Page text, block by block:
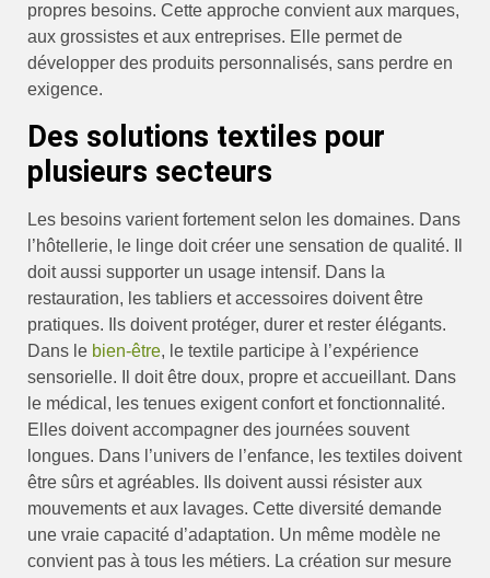
propres besoins. Cette approche convient aux marques,
aux grossistes et aux entreprises. Elle permet de
développer des produits personnalisés, sans perdre en
exigence.
Des solutions textiles pour
plusieurs secteurs
Les besoins varient fortement selon les domaines. Dans
l’hôtellerie, le linge doit créer une sensation de qualité. Il
doit aussi supporter un usage intensif. Dans la
restauration, les tabliers et accessoires doivent être
pratiques. Ils doivent protéger, durer et rester élégants.
Dans le bien-être, le textile participe à l’expérience
sensorielle. Il doit être doux, propre et accueillant. Dans
le médical, les tenues exigent confort et fonctionnalité.
Elles doivent accompagner des journées souvent
longues. Dans l’univers de l’enfance, les textiles doivent
être sûrs et agréables. Ils doivent aussi résister aux
mouvements et aux lavages. Cette diversité demande
une vraie capacité d’adaptation. Un même modèle ne
convient pas à tous les métiers. La création sur mesure